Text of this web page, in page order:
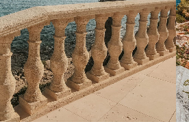
BEIGE PALMA